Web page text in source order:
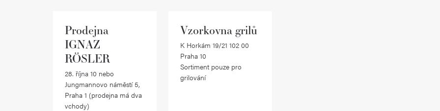
a
c
í
p
Prodejna
IGNAZ
RÖSLER
28. října 10 nebo
Jungmannovo náměstí 5,
Praha 1 (prodejna má dva
vchody)
Vzorkovna grilů
K Horkám 19/21 102 00
Praha 10
Sortiment pouze pro
grilování